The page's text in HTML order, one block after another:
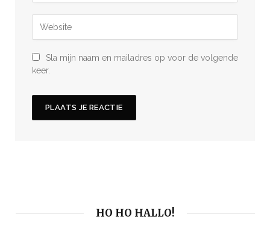
Sla mijn naam en mailadres op voor de volgende
keer.
HO HO HALLO!